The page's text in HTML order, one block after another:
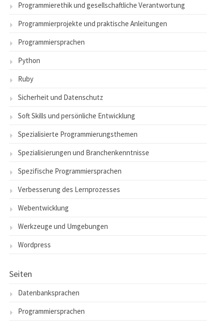
Programmierethik und gesellschaftliche Verantwortung
Programmierprojekte und praktische Anleitungen
Programmiersprachen
Python
Ruby
Sicherheit und Datenschutz
Soft Skills und persönliche Entwicklung
Spezialisierte Programmierungsthemen
Spezialisierungen und Branchenkenntnisse
Spezifische Programmiersprachen
Verbesserung des Lernprozesses
Webentwicklung
Werkzeuge und Umgebungen
Wordpress
Seiten
Datenbanksprachen
Programmiersprachen